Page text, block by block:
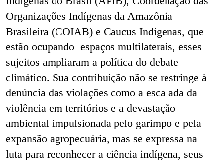
Organizações Indígenas da Amazônia
Brasileira (COIAB) e Caucus Indígenas, que
estão ocupando espaços multilaterais, esses
sujeitos ampliaram a política do debate
climático. Sua contribuição não se restringe à
denúncia das violações como a escalada da
violência em territórios e a devastação
ambiental impulsionada pelo garimpo e pela
expansão agropecuária, mas se expressa na
luta para reconhecer a ciência indígena, seus